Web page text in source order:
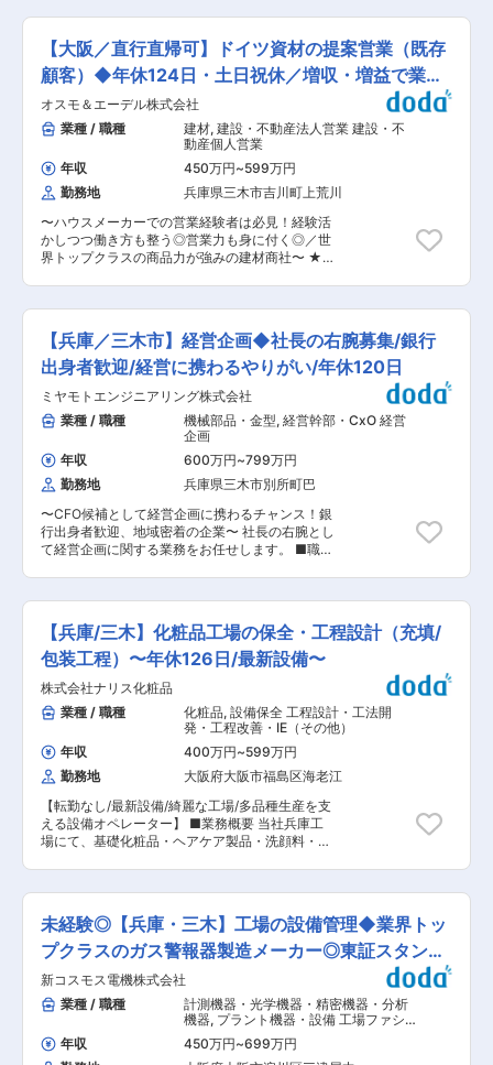
レッシュ休暇８日もございます。 ・体調不良のお
休みについてもお気軽に ・育休も完備 ・宿泊伴
う出張は現状月1,2回ほどですが、今後増える見込
みです。 内閣府主催「女性のチャレンジ賞」・ホ
ワイト企業大賞 特別賞「愛あるモノづくり経営
賞」などを受賞 ■教育制度： 「新人研修」「次
世代リーダー制度」「海外研修」「社内勉強会」
など、入社後の育成体制は整備されております。
■当社の特徴/魅力： （1）製品×働き方で国内外
で高く評価されている企業で「No.1ものづくり大
賞」・「グッドデザイン賞」を何度も受賞するな
ど、製品に強みがあります！ （2）企業の安定性
抜群！「売上高114%」…厚生労働省による法改定
施策として、フルハーネス型安全帯の着用を義務
化が制定された背景から、ハーネス型安全帯の需
114％となっております。 変更の範囲：会社の定
める業務
い案件も多くなっている状況です。上流工程の経
験のある方に来ていただき、PMとしての役割を
担っていただきながら開発をお任せしたいと考え
ています。 ■職務概要：： 自社プロダクトの開
発やクライアントからのWebサービス、業務シス
テム、スマホアプリ等の受託開発をお任せしま
す。 ■職務詳細： ・Webサービス、業務システ
ムの要件確認〜開発 ・自社プロダクトの開発 ・
インフラ構築 ・スマホアプリの開発 ・Webサイ
トのディレクション等 ■案件事例： ・電気自動
車の充電ステーションの基幹システム ・会員シス
テム、会員証として使えるネイティブアプリ ・ウ
ェビナーの効果検証をするシステムのフロントエ
ンド開発 ・事業会社の業務システムのクラウドシ
ステム化 ※お客様より「こういうものを作りたい
のだけど」という相談を受け、企画段階から導入
スが多いです。 ■ミッション： 設計や実装を担
当するだけではなく、サービスや仕様・ユーザー
インターフェースを決める段階から、サービス価
値を高めていけることを考え、制作していきま
す。ユーザー体験を継続的に改善し、様々なビジ
ネス成果のためにより良い価値創出を推進して頂
量によって分かれており、月10時間もしていない
メンバーもいれば、固定残業手当分を超えて稼ぎ
たいと長く働くメンバーもいます。 ・リモートワ
ークでも朝会・夕会・チーム会でコミュニケーシ
ョンが活発です。 ・「解で快を創る会議」や「ド
ロンパ制度」などユニークな福利厚生で会社を盛
ザインチーム、開発チームの完全な分業により、
開発のみに専念でき、UIにこだわった高品質のも
の業務、週に1度のみコミュニケーション目的で
オフィスに出社します。 変更の範囲：会社の定め
る業務
【大阪／直行直帰可】ドイツ資材の提案営業（既存
顧客）◆年休124日・土日祝休／増収・増益で業績
好調◎
オスモ＆エーデル株式会社
業種 / 職種
建材, 建設・不動産法人営業 建設・不
動産個人営業
年収
450万円~599万円
勤務地
兵庫県三木市吉川町上荒川
〜ハウスメーカーでの営業経験者は必見！経験活
かしつつ働き方も整う◎営業力も身に付く◎／世
界トップクラスの商品力が強みの建材商社〜 ★同
Ｋ！ （2）商材魅力・提案要素： 同社の取り扱う
商品は、環境に配慮したデザイン性の高い建材
で、品質が良い分、高単価での販売が可能です。
数を追うのではなく１つ１つの案件を丁寧に進め
ることができています。 1日の訪問件数も1件〜2
件のため、提案書の作成などにもしっかりと時間
を割くことができ、御用聞きではない面白みのあ
る営業となっています！ （3）安定性： 環境に対
する世間の意識の高まりにより、同社商品のニー
ズも高まっています。売上・利益も順調に増加し
ており、今回の募集も増員採用となります◎ ■業
務内容：ドイツメーカーの建築資材や木材塗料な
どの提案営業として以下業務を担当していただき
ます。 【具体的には】 ・展示会・建築専門誌か
らの問い合わせ対応 ・既存代理店の管理・育成、
販促活動の支援 ・工務店、設計会社、塗装店な
インとなります 既存と新規は９：１と既存顧客の
深耕営業を主にお任せいたします。 新規について
は、既存のお客様からのご紹介や問い合わせが中
心で、飛び込みやテレアポは実施しておりませ
ん。営業現場のIT化に投資をしており、営業が顧
客対応に注力できる体制を整えております。 ◇扱
う商材◇ 自然塗料やフローリング、外付けブライ
ンド、断熱・高気密な窓 など、ドイツメーカーの
建築資材 ■営業エリア： 大阪・京都を主に担当
していただきます。週一日（月曜日）のみ兵庫本
社へ出社いただきますが、その他の曜日はリモー
ト勤務、もしくは顧客への直行直帰となります。
■入社後のイメージ： 入社後は同社の全社研修と
す。OJT期間は平均で10ヶ月としっかりと一人立
ちまで教育しますので、安心してご応募くださ
【兵庫／三木市】経営企画◆社長の右腕募集/銀行
出身者歓迎/経営に携わるやりがい/年休120日
ミヤモトエンジニアリング株式会社
業種 / 職種
機械部品・金型, 経営幹部・CxO 経営
企画
年収
600万円~799万円
勤務地
兵庫県三木市別所町巴
〜CFO候補として経営企画に携わるチャンス！銀
行出身者歓迎、地域密着の企業〜 社長の右腕とし
て経営企画に関する業務をお任せします。 ■職務
成・進行 ・予算編成や管理、資金調達・運用 ・
各部門との連携による経営課題の解決支援 ・経営
陣へのレポーティング、意思決定サポート、リス
ク管理 ■サポート体制： 入社後は、現任の取締
役経営企画室長が、丁寧に指導します。徐々に業
務を引き継ぎ、CFOとしての役割を担っていただ
きます。 ■ゆくゆくお任せする業務 経営企画室
長として、全社予算管理やKPI設計・モニタリン
グ、各部門との連携による経営課題の解決支援、
会社の仕組みづくりなどをお任せします。 ■組織
体制： 配属先は経営企画室で、社長と密に連携し
ながら業務を進めていただきます。小規模な組織
ながら、社員一人ひとりの意見が尊重される風通
しの良い職場です。 ■このポジションの魅力 ・
当社の未来を左右する、経営課題へ取り組むやり
がいがあります。 ・他部署を巻き込んで取り組ん
ちを尊重する風土があり、ご自身の意思で幅広い
チャレンジが可能です。 ・新しい領域を自分の手
で1から構成することができるやりがいがありま
す。 ■企業の特徴／魅力： 当社は地域に根ざし
た中小企業でありながら、社員の「挑戦したい」
という気持ちを尊重する風土があります。年休
120日、残業20時間程度と働きやすい環境が整っ
ており、マイカー通勤も可能です。新しい領域を
自分の手で1から構成することができるやりがい
【兵庫/三木】化粧品工場の保全・工程設計（充填/
包装工程）〜年休126日/最新設備〜
株式会社ナリス化粧品
業種 / 職種
化粧品, 設備保全 工程設計・工法開
発・工程改善・IE（その他）
年収
400万円~599万円
勤務地
大阪府大阪市福島区海老江
【転勤なし/最新設備/綺麗な工場/多品種生産を支
える設備オペレーター】 ■業務概要 当社兵庫工
場にて、基礎化粧品・ヘアケア製品・洗顔料・メ
計（設備オペレーション業務）を担当します。 多
品種小ロット生産の現場で、生産ラインの安定稼
働を支える技術職です。 ＜メイン＞ ◎生産設備の
段取り（工程設計・量産準備） 生産前に、製品仕
様や容器形状に合わせて充填量・速度・温度条件
などを設定し、ラインが安定して稼働する状態を
整えます ◎生産設備の保守・調整対応 日常点検や
簡易メンテナンス、不具合発生時の初期対応や部
品交換、必要に応じた外部業者手配を行い、安定
稼働を維持します ＜サブ＞ ◎新規設備の導入対応
未経験◎【兵庫・三木】工場の設備管理◆業界トッ
プクラスのガス警報器製造メーカー◎東証スタンダ
ード上場
新コスモス電機株式会社
業種 / 職種
計測機器・光学機器・精密機器・分析
機器, プラント機器・設備 工場ファシ
リティ・ユーティリティ（電気・空調
衛生）
年収 450万円~699万円